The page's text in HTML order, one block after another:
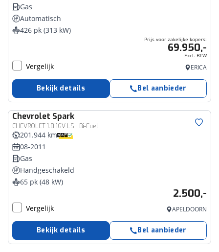
Gas
Automatisch
426 pk (313 kW)
Prijs voor zakelijke kopers:
69.950,-
Excl. BTW
Vergelijk ERICA
Bekijk details Bel aanbieder
Chevrolet Spark
CHEVROLET 1.0 16V LS+ Bi-Fuel
201.944 km
08-2011
Gas
Handgeschakeld
65 pk (48 kW)
2.500,-
Vergelijk APELDOORN
Bekijk details Bel aanbieder